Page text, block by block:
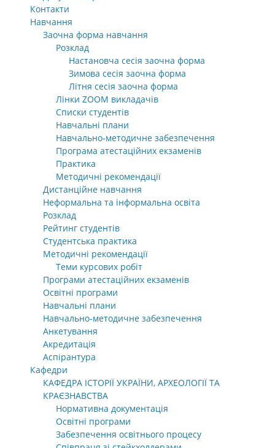
Контакти
Навчання
Заочна форма навчання
Розклад
Настановча сесія заочна форма
Зимова сесія заочна форма
Літня сесія заочна форма
Лінки ZOOM викладачів
Списки студентів
Навчальні плани
Навчально-методичне забезпечення
Програма атестаційних екзаменів
Практика
Методичні рекомендації
Дистанційне навчання
Неформальна та інформальна освіта
Розклад
Рейтинг студентів
Студентська практика
Методичні рекомендації
Теми курсових робіт
Програми атестаційних екзаменів
Освітні програми
Навчальні плани
Навчально-методичне забезпечення
Анкетування
Акредитація
Аспірантура
Кафедри
КАФЕДРА ІСТОРІЇ УКРАЇНИ, АРХЕОЛОГІЇ ТА
КРАЄЗНАВСТВА
Нормативна документація
Освітні програми
Забезпечення освітнього процесу